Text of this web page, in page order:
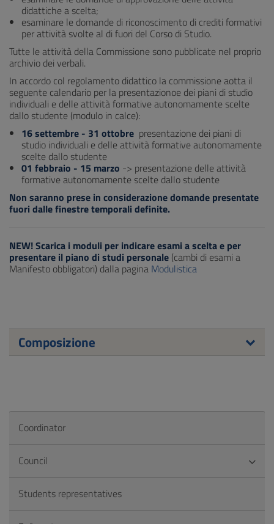
didattiche a scelta;
esaminare le domande di riconoscimento di crediti formativi
per attività svolte al di fuori del Corso di Studio.
Tutte le attività della Commissione sono pubblicate nel proprio
archivio dei verbali.
In accordo col regolamento didattico la commissione aotta il
seguente calendario per la presentazionoe dei piani di studio
individuali e delle attività formative autonomamente scelte
dallo studente (modulo in calce):
16 settembre - 31 ottobre presentazione dei piani di
studio individuali e delle attività formative autonomamente
scelte dallo studente
01 febbraio - 15 marzo -> presentazione delle attività
formative autonomamente scelte dallo studente
Non saranno prese in considerazione domande presentate
fuori dalle finestre temporali definite.
NEW! Scarica i moduli per indicare esami a scelta e per
presentare il piano di studi personale (cambi di esami a
Manifesto obbligatori) dalla pagina Modulistica
Composizione
Coordinator
Council
Students representatives